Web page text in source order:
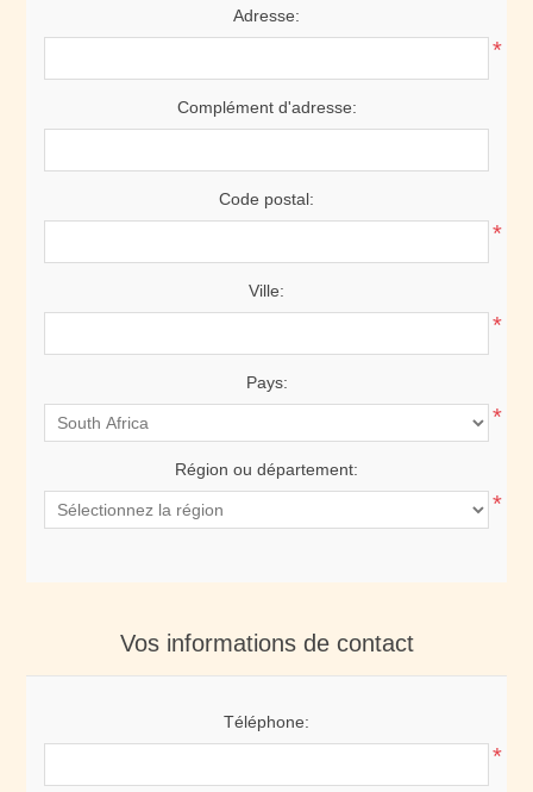
Adresse:
*
Complément d'adresse:
Code postal:
*
Ville:
*
Pays:
*
Région ou département:
*
Vos informations de contact
Téléphone:
*